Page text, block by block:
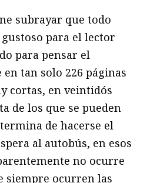
subrayar que todo
para el lector
para pensar el
tan solo 226 páginas
cortas, en veintidós
de los que se pueden
de hacerse el
al autobús, en esos
no ocurre
siempre ocurren las